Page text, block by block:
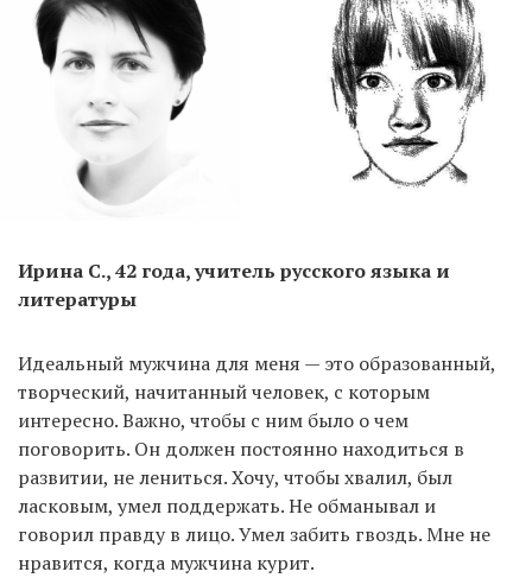
Ирина С., 42 года, учитель русского языка и
литературы
Идеальный мужчина для меня — это образованный,
творческий, начитанный человек, с которым
интересно. Важно, чтобы с ним было о чем
поговорить. Он должен постоянно находиться в
развитии, не лениться. Хочу, чтобы хвалил, был
ласковым, умел поддержать. Не обманывал и
говорил правду в лицо. Умел забить гвоздь. Мне не
нравится, когда мужчина курит.